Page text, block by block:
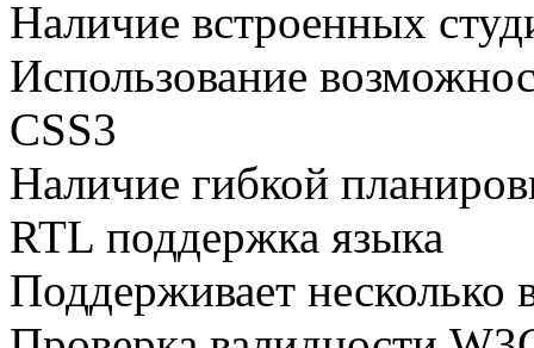
Наличие встроенных
Использование
CSS3
Наличие гибкой
RTL поддержка языка
Поддерживает несколько